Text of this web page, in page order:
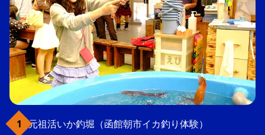
元祖活いか釣堀（函館朝市イカ釣り体験）